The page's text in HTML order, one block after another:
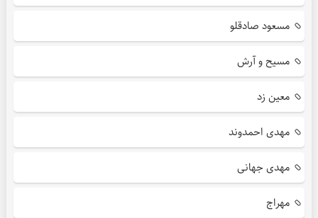
مسعود صادقلو
مسیح و آرش
معین زد
مهدی احمدوند
مهدی جهانی
مهراج